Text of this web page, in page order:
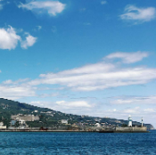
Алуште,
до 17 градусов
а в Евпатории —